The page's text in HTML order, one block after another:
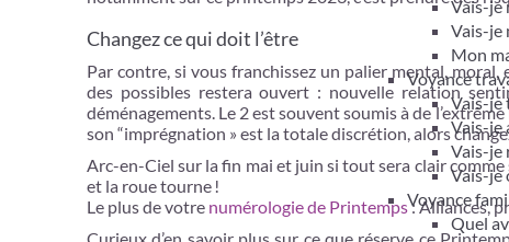
Vais-je
Vais-je
Mon
Voyance
Vais-je
Vais-je
Vais-je
Vais-je
Voyance
Quel
Changez ce qui doit l’être
Par contre, si vous franchissez un palier mental,
des possibles restera ouvert : nouvelle relation
déménagements. Le 2 est souvent soumis à de
son “imprégnation » est la totale discrétion, alors
Arc-en-Ciel sur la fin mai et juin si tout sera clair
et la roue tourne !
Le plus de votre numérologie de Printemps: Alliances,